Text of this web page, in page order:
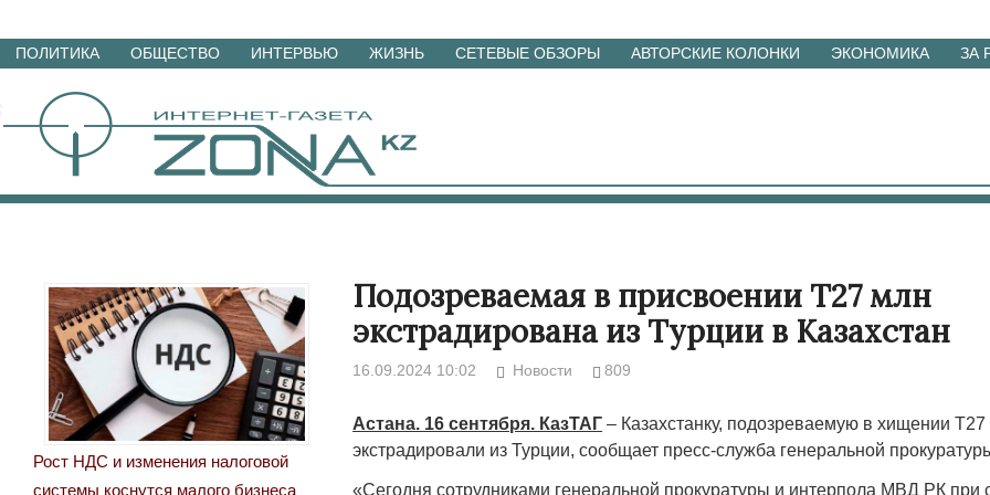
Перейти
материалам
ПОЛИТИКА ОБЩЕСТВО ИНТЕРВЬЮ ЖИЗНЬ СЕТЕВЫЕ ОБЗОРЫ АВТОРСКИЕ КОЛОНКИ ЭКОНОМИКА ЗА
Подозреваемая в присвоении Т27 млн
экстрадирована из Турции в Казахстан
16.09.2024 10:02 Новости 809
Астана. 16 сентября. КазТАГ – Казахстанку, подозреваемую в хищении
экстрадировали из Турции, сообщает пресс-служба генеральной
«Сегодня сотрудниками генеральной прокуратуры и интерпола МВД РК при
Рост НДС и изменения налоговой
системы коснутся малого бизнеса